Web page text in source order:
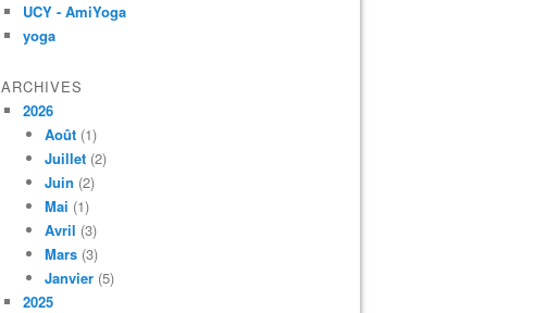
UCY - AmiYoga
yoga
ARCHIVES
2026
Août (1)
Juillet (2)
Juin (2)
Mai (1)
Avril (3)
Mars (3)
Janvier (5)
2025